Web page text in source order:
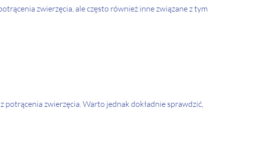
zwierzęcia, ale często również inne związane z tym
zwierzęcia. Warto jednak dokładnie sprawdzić,